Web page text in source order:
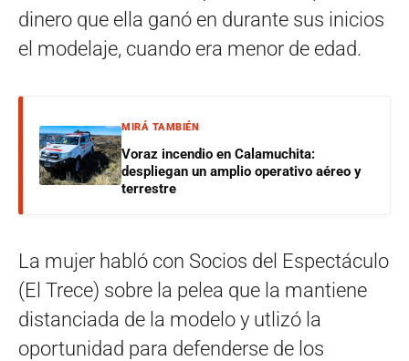
dinero que ella ganó en durante sus inicios
el modelaje, cuando era menor de edad.
MIRÁ TAMBIÉN
Voraz incendio en Calamuchita:
despliegan un amplio operativo aéreo y
terrestre
La mujer habló con Socios del Espectáculo
(El Trece) sobre la pelea que la mantiene
distanciada de la modelo y utlizó la
oportunidad para defenderse de los